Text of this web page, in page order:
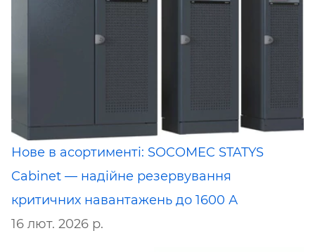
Нове в асортименті: SOCOMEC STATYS
Cabinet — надійне резервування
критичних навантажень до 1600 А
16 лют. 2026 р.